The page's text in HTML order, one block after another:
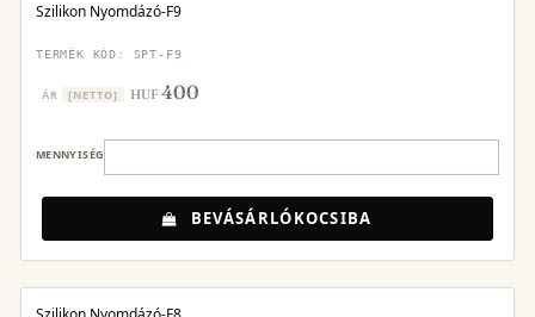
Szilikon Nyomdázó-F9
TERMÉK KÓD: SPT-F9
ÁR [NETTO] HUF400
MENNYISÉG
BEVÁSÁRLÓKOCSIBA